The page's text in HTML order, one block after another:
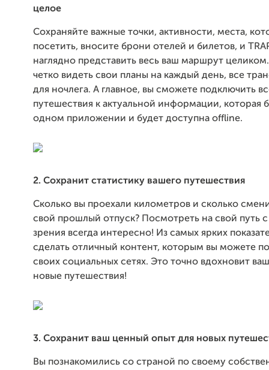
целое
Сохраняйте важные точки, активности, места,
посетить, вносите брони отелей и билетов, и
наглядно представить весь ваш маршрут
четко видеть свои планы на каждый день, все
для ночлега. А главное, вы сможете подключить
путешествия к актуальной информации, которая
одном приложении и будет доступна offline.
2. Сохранит статистику вашего путешествия
Сколько вы проехали километров и сколько
свой прошлый отпуск? Посмотреть на свой путь
зрения всегда интересно! Из самых ярких
сделать отличный контент, которым вы можете
своих социальных сетях. Это точно вдохновит
новые путешествия!
3. Сохранит ваш ценный опыт для новых
Вы познакомились со страной по своему